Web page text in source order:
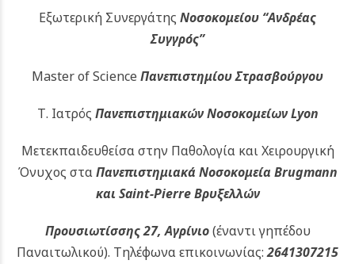
Εξωτερική Συνεργάτης Νοσοκομείου “Ανδρέας
Συγγρός”
Master of Science Πανεπιστημίου Στρασβούργου
Τ. Ιατρός Πανεπιστημιακών Νοσοκομείων Lyon
Μετεκπαιδευθείσα στην Παθολογία και Χειρουργική
Όνυχος σταΠανεπιστημιακά Νοσοκομεία Brugmann
και Saint-Pierre Βρυξελλών
Προυσιωτίσσης 27, Αγρίνιο(έναντι γηπέδου
Παναιτωλικού). Τηλέφωνα επικοινωνίας:2641307215